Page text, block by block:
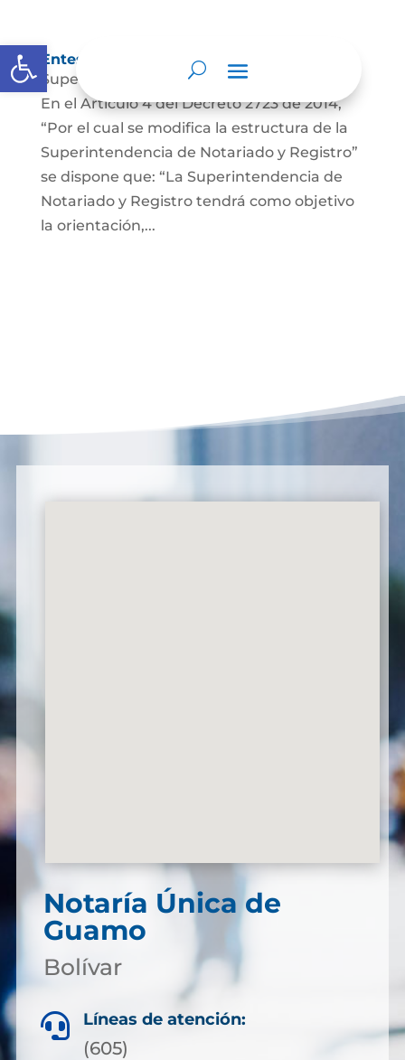
Abrir barra de herramientas
Entes y autoridades que lo vigilan
Superintendencia de Notariado y Registro
En el Artículo 4 del Decreto 2723 de 2014,
“Por el cual se modifica la estructura de la
Superintendencia de Notariado y Registro”
se dispone que: “La Superintendencia de
Notariado y Registro tendrá como objetivo
la orientación,...
Notaría Única de
Guamo
Bolívar
 Líneas de atención:
(605)